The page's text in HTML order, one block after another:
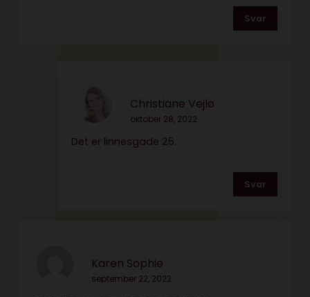
Svar
Christiane Vejlø
oktober 28, 2022
Det er linnesgade 25.
Svar
Karen Sophie
september 22, 2022